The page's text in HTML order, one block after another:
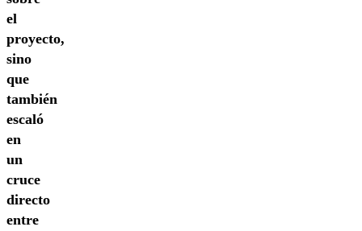
el
proyecto,
sino
que
también
escaló
en
un
cruce
directo
entre